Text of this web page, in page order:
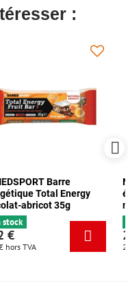
:
Barre
Total Energy
abricot 35g
stock
€
hors TVA